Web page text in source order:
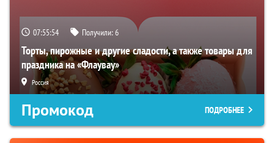
07:55:53 Получили:6
Торты, пирожные и другие сладости, а также товары для
праздника на «Флаувау»
Россия
Промокод ПОДРОБНЕЕ